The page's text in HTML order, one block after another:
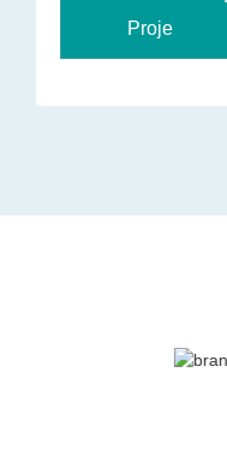
Proje